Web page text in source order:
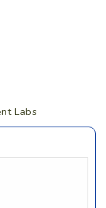
Labs